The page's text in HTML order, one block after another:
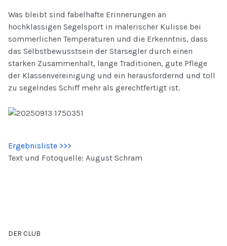
Was bleibt sind fabelhafte Erinnerungen an
hochklassigen Segelsport in malerischer Kulisse bei
sommerlichen Temperaturen und die Erkenntnis, dass
das Selbstbewusstsein der Starsegler durch einen
starken Zusammenhalt, lange Traditionen, gute Pflege
der Klassenvereinigung und ein herausfordernd und toll
zu segelndes Schiff mehr als gerechtfertigt ist.
Ergebnisliste >>>
Text und Fotoquelle: August Schram
DER CLUB